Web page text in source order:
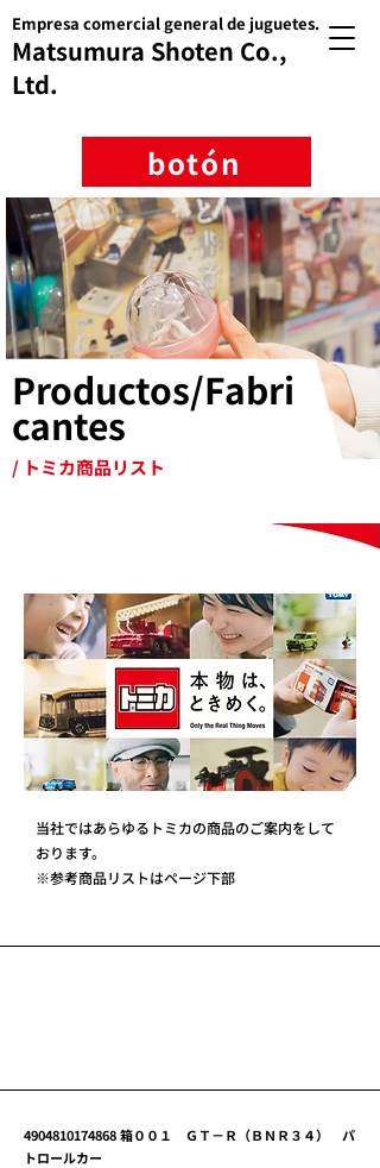
Matsumura Shoten Co.,
Ltd.
Empresa comercial general de juguetes.
botón
Productos/Fabri
cantes
/ トミカ商品リスト
当社ではあらゆるトミカの商品のご案内をして
おります。
※参考商品リストはページ下部
4904810174868箱００１ ＧＴ－Ｒ（ＢＮＲ３４） パ
トロールカー